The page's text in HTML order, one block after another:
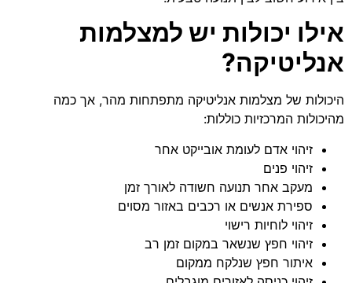
אילו יכולות יש למצלמות
אנליטיקה?
היכולות של מצלמות אנליטיקה מתפתחות מהר, אך כמה
מהיכולות המרכזיות כוללות:
זיהוי אדם לעומת אובייקט אחר
זיהוי פנים
מעקב אחר תנועה חשודה לאורך זמן
ספירת אנשים או רכבים באזור מסוים
זיהוי לוחיות רישוי
זיהוי חפץ שנשאר במקום זמן רב
איתור חפץ שנלקח ממקום